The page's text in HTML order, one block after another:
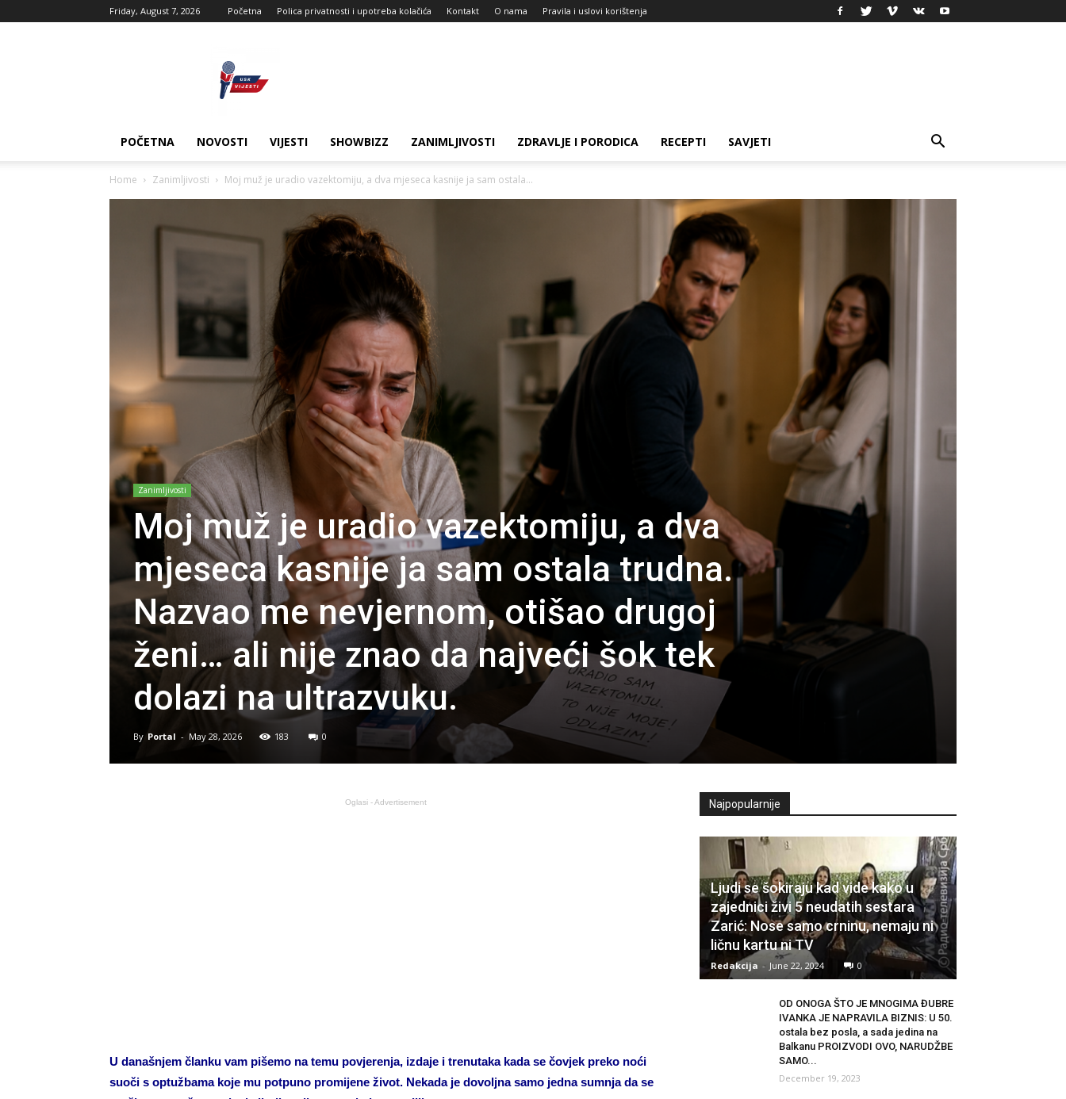
Friday, August 7, 2026 Početna Polica privatnosti i upotreba kolačića Kontakt O nama Pravila i uslovi korištenja
POČETNA NOVOSTI VIJESTI SHOWBIZZ ZANIMLJIVOSTI ZDRAVLJE I PORODICA RECEPTI SAVJETI
Home Zanimljivosti Moj muž je uradio vazektomiju, a dva mjeseca kasnije ja sam ostala...
Zanimljivosti
Moj muž je uradio vazektomiju, a dva
mjeseca kasnije ja sam ostala trudna.
Nazvao me nevjernom, otišao drugoj
ženi… ali nije znao da najveći šok tek
dolazi na ultrazvuku.
By Portal - May 28, 2026 183 0
Oglasi - Advertisement
U današnjem članku vam pišemo na temu povjerenja, izdaje i trenutaka kada se čovjek preko noći
suoči s optužbama koje mu potpuno promijene život. Nekada je dovoljna samo jedna sumnja da se
Najpopularnije
Ljudi se šokiraju kad vide kako u
zajednici živi 5 neudatih sestara
Zarić: Nose samo crninu, nemaju ni
ličnu kartu ni TV
Redakcija - June 22, 2024 0
OD ONOGA ŠTO JE MNOGIMA ĐUBRE
IVANKA JE NAPRAVILA BIZNIS: U 50.
ostala bez posla, a sada jedina na
Balkanu PROIZVODI OVO, NARUDŽBE
SAMO...
December 19, 2023